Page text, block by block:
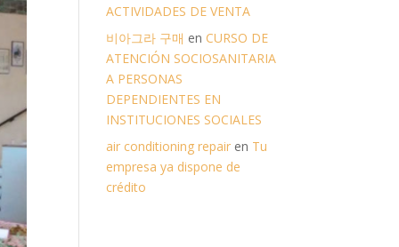
ACTIVIDADES DE VENTA
비아그라 구매 en CURSO DE
ATENCIÓN SOCIOSANITARIA
A PERSONAS
DEPENDIENTES EN
INSTITUCIONES SOCIALES
air conditioning repair en Tu
empresa ya dispone de
crédito